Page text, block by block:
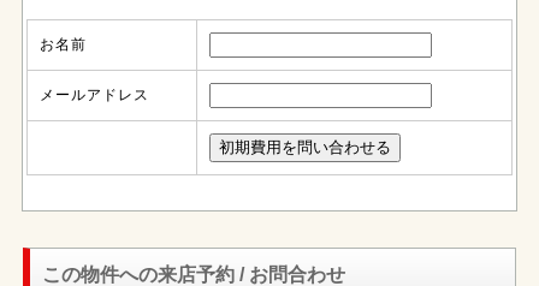
お名前
メールアドレス
この物件への来店予約 / お問合わせ